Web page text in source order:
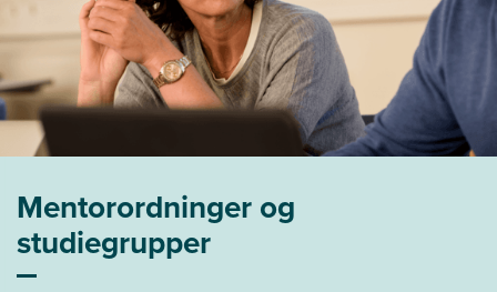
Mentorordninger og
studiegrupper